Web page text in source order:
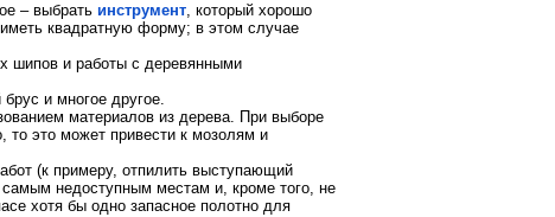
– выбрать инструмент, который хорошо
квадратную форму; в этом случае
шипов и работы с деревянными
и многое другое.
материалов из дерева. При выборе
то это может привести к мозолям и
(к примеру, отпилить выступающий
самым недоступным местам и, кроме того, не
хотя бы одно запасное полотно для